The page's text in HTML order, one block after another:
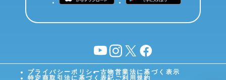
YouTubeinstagram
X facebook
プライバシーポリシー古物営業法に基づく表示
特定商取引法に基づく表記 ご利用規約